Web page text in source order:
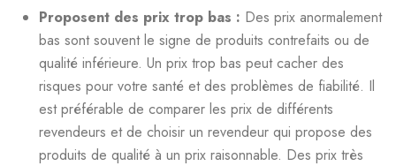
Proposent des prix trop bas : Des prix anormalement
bas sont souvent le signe de produits contrefaits ou de
qualité inférieure. Un prix trop bas peut cacher des
risques pour votre santé et des problèmes de fiabilité. Il
est préférable de comparer les prix de différents
revendeurs et de choisir un revendeur qui propose des
produits de qualité à un prix raisonnable. Des prix très